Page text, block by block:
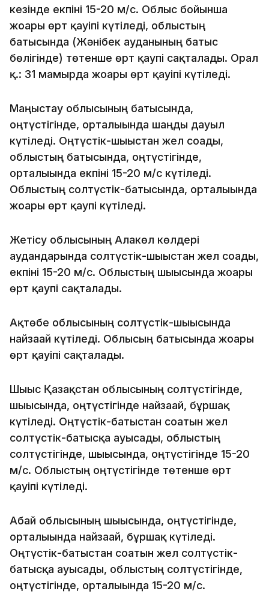
кезінде екпіні 15-20 м/с. Облыс бойынша
жоғары өрт қауіпі күтіледі, облыстың
батысында (Жәнібек ауданының батыс
бөлігінде) төтенше өрт қаупі сақталады. Орал
қ.: 31 мамырда жоғары өрт қауіпі күтіледі.
Маңғыстау облысының батысында,
оңтүстігінде, орталығында шаңды дауыл
күтіледі. Оңтүстік-шығыстан жел соғады,
облыстың батысында, оңтүстігінде,
орталығында екпіні 15-20 м/с күтіледі.
Облыстың солтүстік-батысында, орталығында
жоғары өрт қаупі күтіледі.
Жетісу облысының Алакөл көлдері
аудандарында солтүстік-шығыстан жел соғады,
екпіні 15-20 м/с. Облыстың шығысында жоғары
өрт қаупі сақталады.
Ақтөбе облысының солтүстік-шығысында
найзағай күтіледі. Облысың батысында жоғары
өрт қауіпі сақталады.
Шығыс Қазақстан облысының солтүстігінде,
шығысында, оңтүстігінде найзағай, бұршақ
күтіледі. Оңтүстік-батыстан соғатын жел
солтүстік-батысқа ауысады, облыстың
солтүстігінде, шығысында, оңтүстігінде 15-20
м/с. Облыстың оңтүстігінде төтенше өрт
қауіпі күтіледі.
Абай облысының шығысында, оңтүстігінде,
орталығында найзағай, бұршақ күтіледі.
Оңтүстік-батыстан соғатын жел солтүстік-
батысқа ауысады, облыстың солтүстігінде,
оңтүстігінде, орталығында 15-20 м/с.